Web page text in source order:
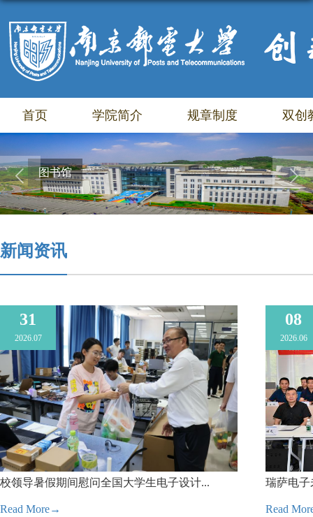
首页 学院简介 规章制度 双创
图书馆
新闻资讯
31
2026.07
校领导暑假期间慰问全国大学生电子设计...
Read More→
08
2026.06
瑞萨电子
Read